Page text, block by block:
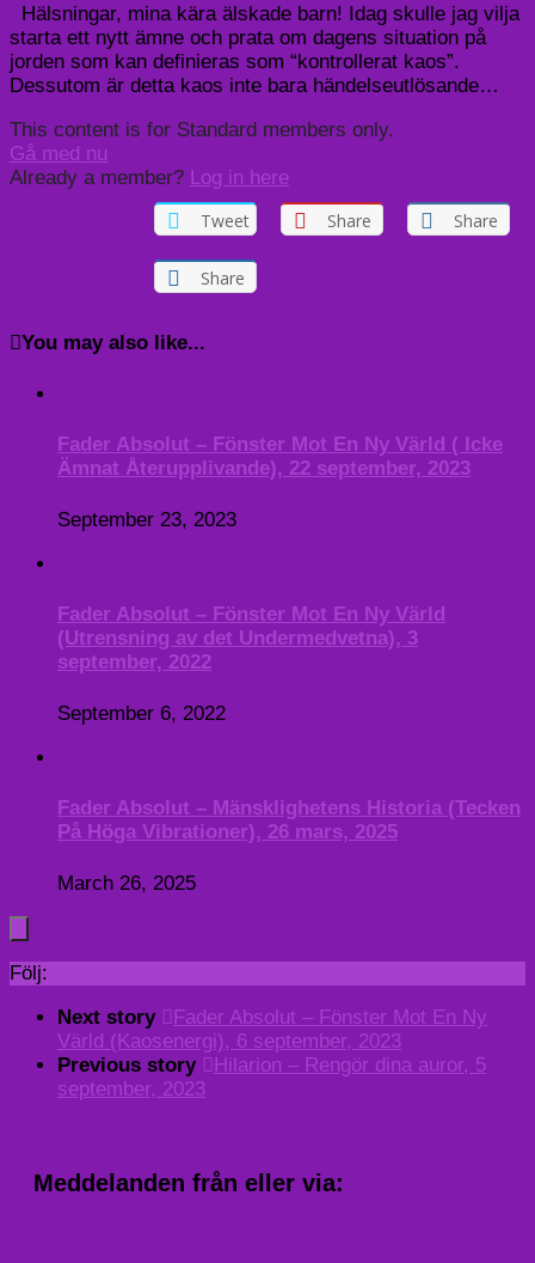
Hälsningar, mina kära älskade barn! Idag skulle jag vilja
starta ett nytt ämne och prata om dagens situation på
jorden som kan definieras som “kontrollerat kaos”.
Dessutom är detta kaos inte bara händelseutlösande…
This content is for Standard members only.
Gå med nu
Already a member? Log in here
Tweet
Share Share
Share
You may also like...
Fader Absolut – Fönster Mot En Ny Värld ( Icke
Ämnat Återupplivande), 22 september, 2023
September 23, 2023
Fader Absolut – Fönster Mot En Ny Värld
(Utrensning av det Undermedvetna), 3
september, 2022
September 6, 2022
Fader Absolut – Mänsklighetens Historia (Tecken
På Höga Vibrationer), 26 mars, 2025
March 26, 2025
Följ:
Next story
Fader Absolut – Fönster Mot En Ny
Värld (Kaosenergi), 6 september, 2023
Previous story
Hilarion – Rengör dina auror, 5
september, 2023
Meddelanden från eller via: